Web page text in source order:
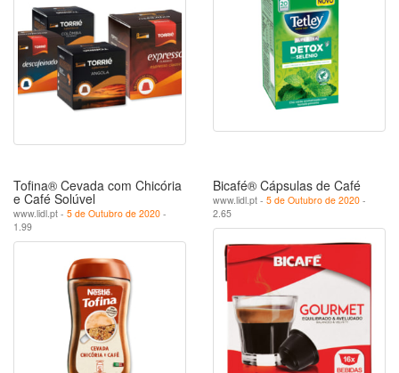
Tofina® Cevada com Chicória
e Café Solúvel
www.lidl.pt - 5 de Outubro de 2020 -
1.99
Bicafé® Cápsulas de Café
www.lidl.pt - 5 de Outubro de 2020 -
2.65